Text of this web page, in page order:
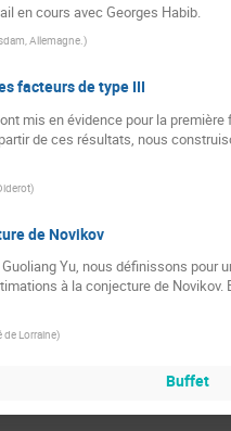
en cours avec Georges Habib.
Allemagne.)
facteurs de type III
mis en évidence pour la
de ces résultats, nous
)
de Novikov
Yu, nous définissons
à la conjecture de
de Lorraine)
Buffet